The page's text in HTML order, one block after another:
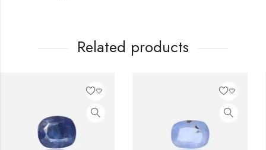
Related products